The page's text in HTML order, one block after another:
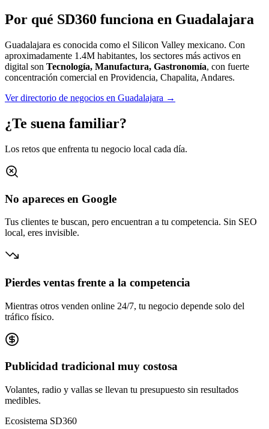
Por qué SD360 funciona en Guadalajara
Guadalajara es conocida como el Silicon Valley mexicano. Con
aproximadamente 1.4M habitantes, los sectores más activos en
digital son Tecnología, Manufactura, Gastronomía, con fuerte
concentración comercial en Providencia, Chapalita, Andares.
Ver directorio de negocios en Guadalajara →
¿Te suena familiar?
Los retos que enfrenta tu negocio local cada día.
No apareces en Google
Tus clientes te buscan, pero encuentran a tu competencia. Sin SEO
local, eres invisible.
Pierdes ventas frente a la competencia
Mientras otros venden online 24/7, tu negocio depende solo del
tráfico físico.
Publicidad tradicional muy costosa
Volantes, radio y vallas se llevan tu presupuesto sin resultados
medibles.
Ecosistema SD360